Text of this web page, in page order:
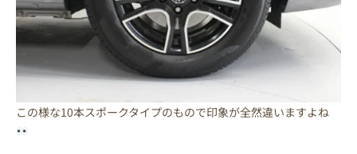
この様な10本スポークタイプのもので印象が全然違いますよね